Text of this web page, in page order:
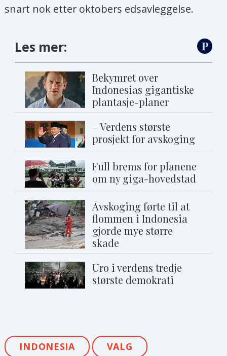
snart nok etter oktobers edsavleggelse.
Les mer:
Bekymret over
Indonesias gigantiske
plantasje-planer
– Verdens største
prosjekt for avskoging
Full brems for planene
om ny giga-hovedstad
Avskoging førte til at
flommen i Indonesia
gjorde mye større
skade
Uro i verdens tredje
største demokrati
INDONESIA VALG